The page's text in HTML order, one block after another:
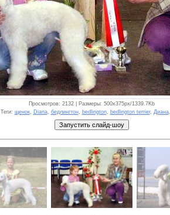
Просмотров: 2132 | Размеры: 500x375px/1339.7Kb
Теги: щенок, Diana, бедлингтон, bedlington, bedlington terrier, Диана,